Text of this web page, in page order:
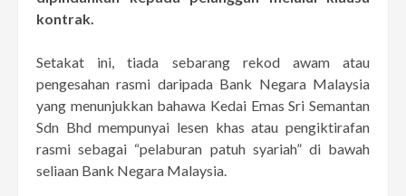
kontrak.
Setakat ini, tiada sebarang rekod awam atau
pengesahan rasmi daripada Bank Negara Malaysia
yang menunjukkan bahawa Kedai Emas Sri Semantan
Sdn Bhd mempunyai lesen khas atau pengiktirafan
rasmi sebagai “pelaburan patuh syariah” di bawah
seliaan Bank Negara Malaysia.